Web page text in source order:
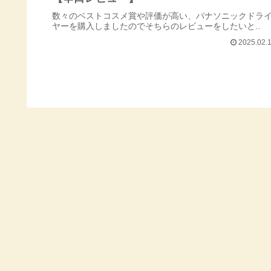
数々のベストコスメ賞や評価が高い、パナソニックドラ
ヤーを購入しましたのでそちらのレビューをしたいと..